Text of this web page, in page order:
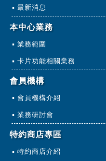
最新消息
本中心業務
業務範圍
卡片功能相關業務
會員機構
會員機構介紹
業務研討會
特約商店專區
特約商店介紹